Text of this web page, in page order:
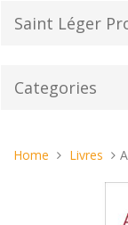
Saint Léger
Categories
You
Home Livres